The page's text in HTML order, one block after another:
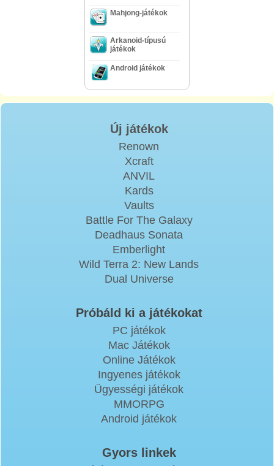
Mahjong-játékok
Arkanoid-típusú
játékok
Android játékok
Új játékok
Renown
Xcraft
ANVIL
Kards
Vaults
Battle For The Galaxy
Deadhaus Sonata
Emberlight
Wild Terra 2: New Lands
Dual Universe
Próbáld ki a játékokat
PC játékok
Mac Játékok
Online Játékok
Ingyenes játékok
Ügyességi játékok
MMORPG
Android játékok
Gyors linkek